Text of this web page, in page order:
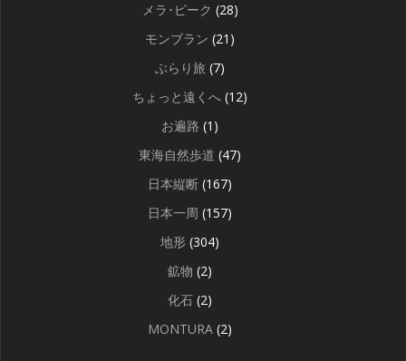
メラ･ピーク (28)
モンブラン (21)
ぶらり旅 (7)
ちょっと遠くへ (12)
お遍路 (1)
東海自然歩道 (47)
日本縦断 (167)
日本一周 (157)
地形 (304)
鉱物 (2)
化石 (2)
MONTURA (2)